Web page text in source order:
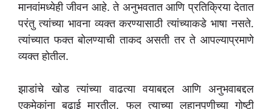
मानवांमध्येही जीवन आहे. ते अनुभवतात आणि प्रतिक्रिया देतात
परंतु त्यांच्या भावना व्यक्त करण्यासाठी त्यांच्याकडे भाषा नसते.
त्यांच्यात फक्त बोलण्याची ताकद असती तर ते आपल्याप्रमाणे
व्यक्त होतील.
झाडांचे खोड त्यांच्या वाढत्या वयाबद्दल आणि अनुभवाबद्दल
एकमेकांना बढाई मारतील. फुल त्याच्या लहानपणीच्या गोष्टी